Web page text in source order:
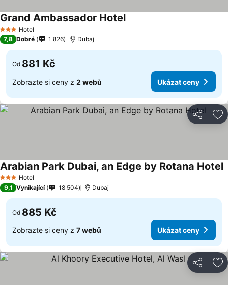
3 Počet hvězdiček
Hotel
Grand Ambassador Hotel
7,8 Dobré 1 826 Dubaj
Od 881 Kč
Zobrazte si ceny z 2 webů Ukázat ceny
Sdílet
3 Počet hvězdiček
Hotel
Arabian Park Dubai, an Edge by Rotana Hotel
9,1 Vynikající 18 504 Dubaj
Od 885 Kč
Zobrazte si ceny z 7 webů Ukázat ceny
Sdílet